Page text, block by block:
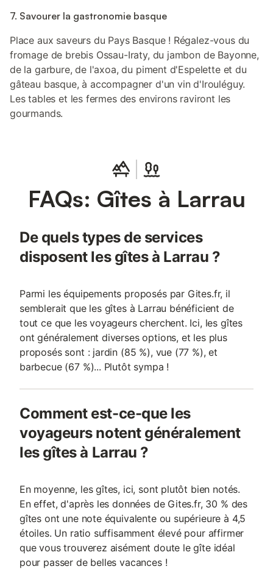
7. Savourer la gastronomie basque
Place aux saveurs du Pays Basque ! Régalez-vous du
fromage de brebis Ossau-Iraty, du jambon de Bayonne,
de la garbure, de l'axoa, du piment d'Espelette et du
gâteau basque, à accompagner d'un vin d'Irouléguy.
Les tables et les fermes des environs raviront les
gourmands.
FAQs: Gîtes à Larrau
De quels types de services
disposent les gîtes à Larrau ?
Parmi les équipements proposés par Gites.fr, il
semblerait que les gîtes à Larrau bénéficient de
tout ce que les voyageurs cherchent. Ici, les gîtes
ont généralement diverses options, et les plus
proposés sont : jardin (85 %), vue (77 %), et
barbecue (67 %)... Plutôt sympa !
Comment est-ce-que les
voyageurs notent généralement
les gîtes à Larrau ?
En moyenne, les gîtes, ici, sont plutôt bien notés.
En effet, d'après les données de Gites.fr, 30 % des
gîtes ont une note équivalente ou supérieure à 4,5
étoiles. Un ratio suffisamment élevé pour affirmer
que vous trouverez aisément doute le gîte idéal
pour passer de belles vacances !